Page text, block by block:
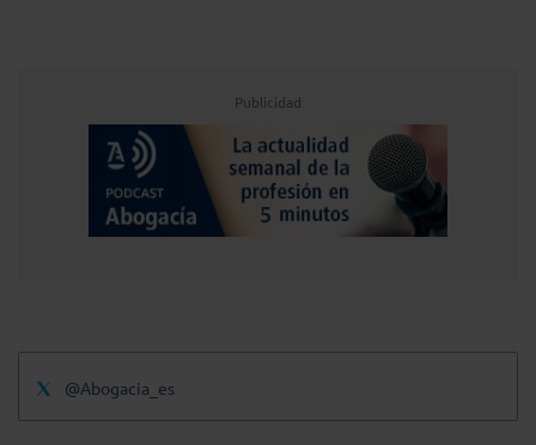
Publicidad
@Abogacia_es